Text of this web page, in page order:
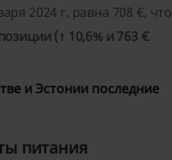
2024 г. равна 708 €, что
(↑ 10,6% и 763 €
и Эстонии последние
питания